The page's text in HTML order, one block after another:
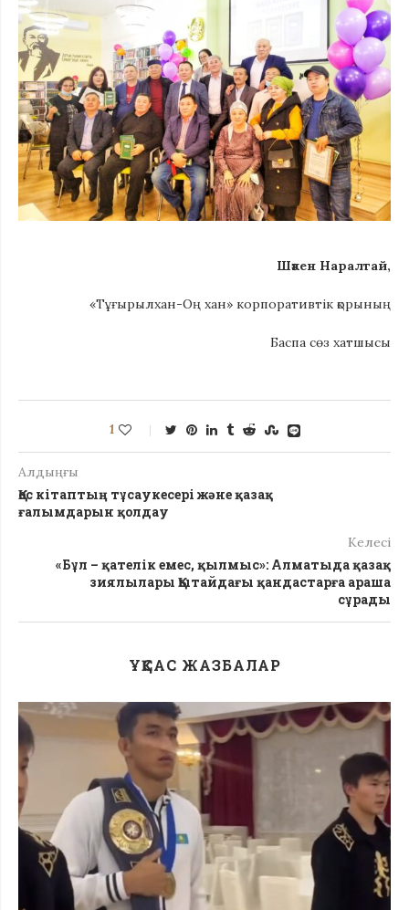
Шәкен Наралтай,
«Тұғырылхан-Оң хан» корпоративтік қорының
Баспа сөз хатшысы
1
Алдыңғы
Қос кітаптың тұсаукесері және қазақ
ғалымдарын қолдау
Келесі
«Бұл – қателік емес, қылмыс»: Алматыда қазақ
зиялылары Қытайдағы қандастарға араша
сұрады
ҰҚСАС ЖАЗБАЛАР